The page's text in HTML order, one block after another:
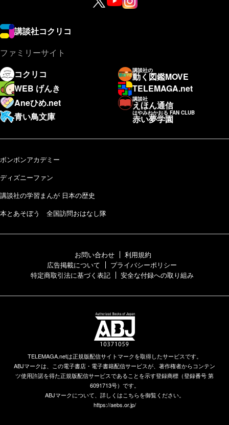
講談社コクリコ
ファミリーサイト
コクリコ
講談社の
動く図鑑MOVE
WEB げんき
TELEMAGA.net
Aneひめ.net
講談社
えほん通信
青い鳥文庫
はやみねかおる FAN CLUB
赤い夢学園
ボンボンアカデミー
ディズニーファン
講談社の学習まんが 日本の歴史
本とあそぼう 全国訪問おはなし隊
お問い合わせ
利用規約
広告掲載について
プライバシーポリシー
特定商取引法に基づく表記
安全な付録への取り組み
TELEMAGA.netは正規版配信サイトマークを取得したサービスです。
ABJマークは、この電子書店・電子書籍配信サービスが、著作権者からコンテン
ツ使用許諾を得た正規版配信サービスであることを示す登録商標（登録番号 第
6091713号）です。
ABJマークについて、詳しくはこちらを御覧ください。
https://aebs.or.jp/